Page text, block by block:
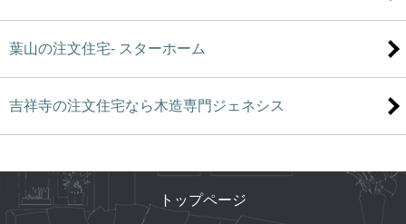
葉山の注文住宅- スターホーム
吉祥寺の注文住宅なら木造専門ジェネシス
トップページ